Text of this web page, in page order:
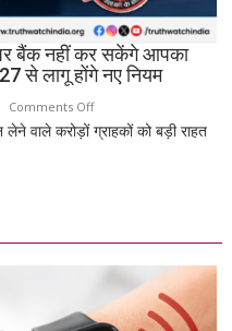
की
बिजली
क्षमता
30%
बढ़ेगी
बैंक नहीं कर सकेंगे आपका
से लागू होंगे नए नियम
Comments Offon
RBI
न
बैंक
वाले करोड़ों ग्राहकों को बड़ी राहत